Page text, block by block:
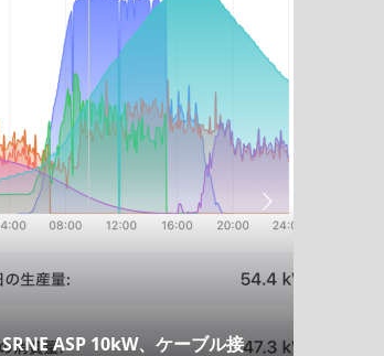
SRNE ASP 10kW、ケーブル接
